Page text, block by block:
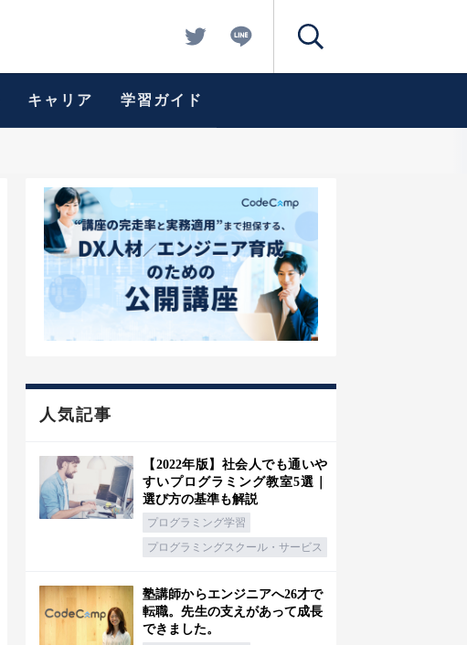
キャリア 学習ガイド
人気記事
【2022年版】社会人でも通いや
すいプログラミング教室5選｜
選び方の基準も解説
プログラミング学習
プログラミングスクール・サービス
塾講師からエンジニアへ26才で
転職。先生の支えがあって成長
できました。